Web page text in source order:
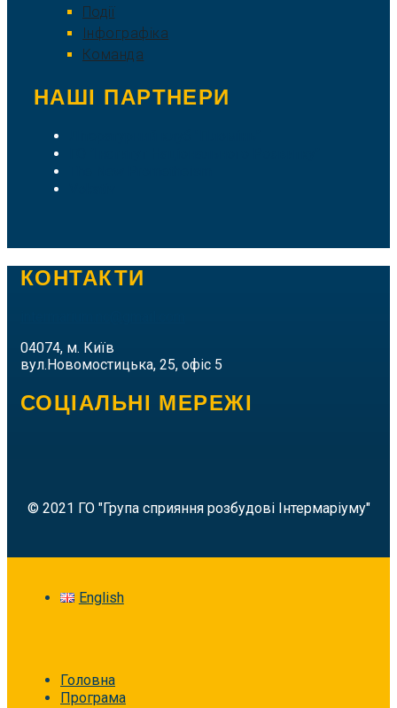
Події
Інфографіка
Команда
НАШІ ПАРТНЕРИ
КОНТАКТИ
04074, м. Київ
вул.Новомостицька, 25, офіс 5
СОЦІАЛЬНІ МЕРЕЖІ
© 2021 ГО "Група сприяння розбудові Інтермаріуму"
English
Головна
Програма